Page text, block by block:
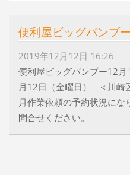
便利屋ビッグバンブ
2019年12月12日 16:26
便利屋ビッグバンブー12
月12日（金曜日） ＜川崎
月作業依頼の予約状況に
問合せください。